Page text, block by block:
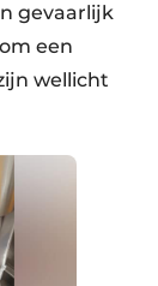
gevaarlijk
een
wellicht